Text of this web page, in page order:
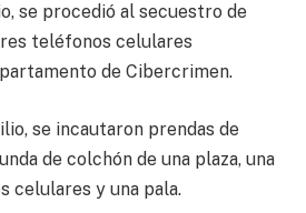
se procedió al secuestro de
teléfonos celulares
de Cibercrimen.
se incautaron prendas de
de colchón de una plaza, una
celulares y una pala.